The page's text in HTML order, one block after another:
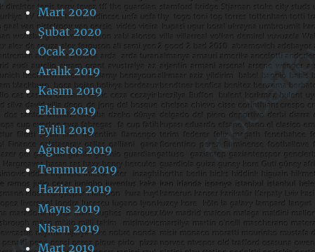
Mart 2020
Şubat 2020
Ocak 2020
Aralık 2019
Kasım 2019
Ekim 2019
Eylül 2019
Ağustos 2019
Temmuz 2019
Haziran 2019
Mayıs 2019
Nisan 2019
Mart 2019